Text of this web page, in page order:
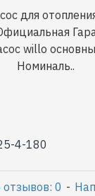
для
willo
Номиналь..
4-180
отзывов: 0 -